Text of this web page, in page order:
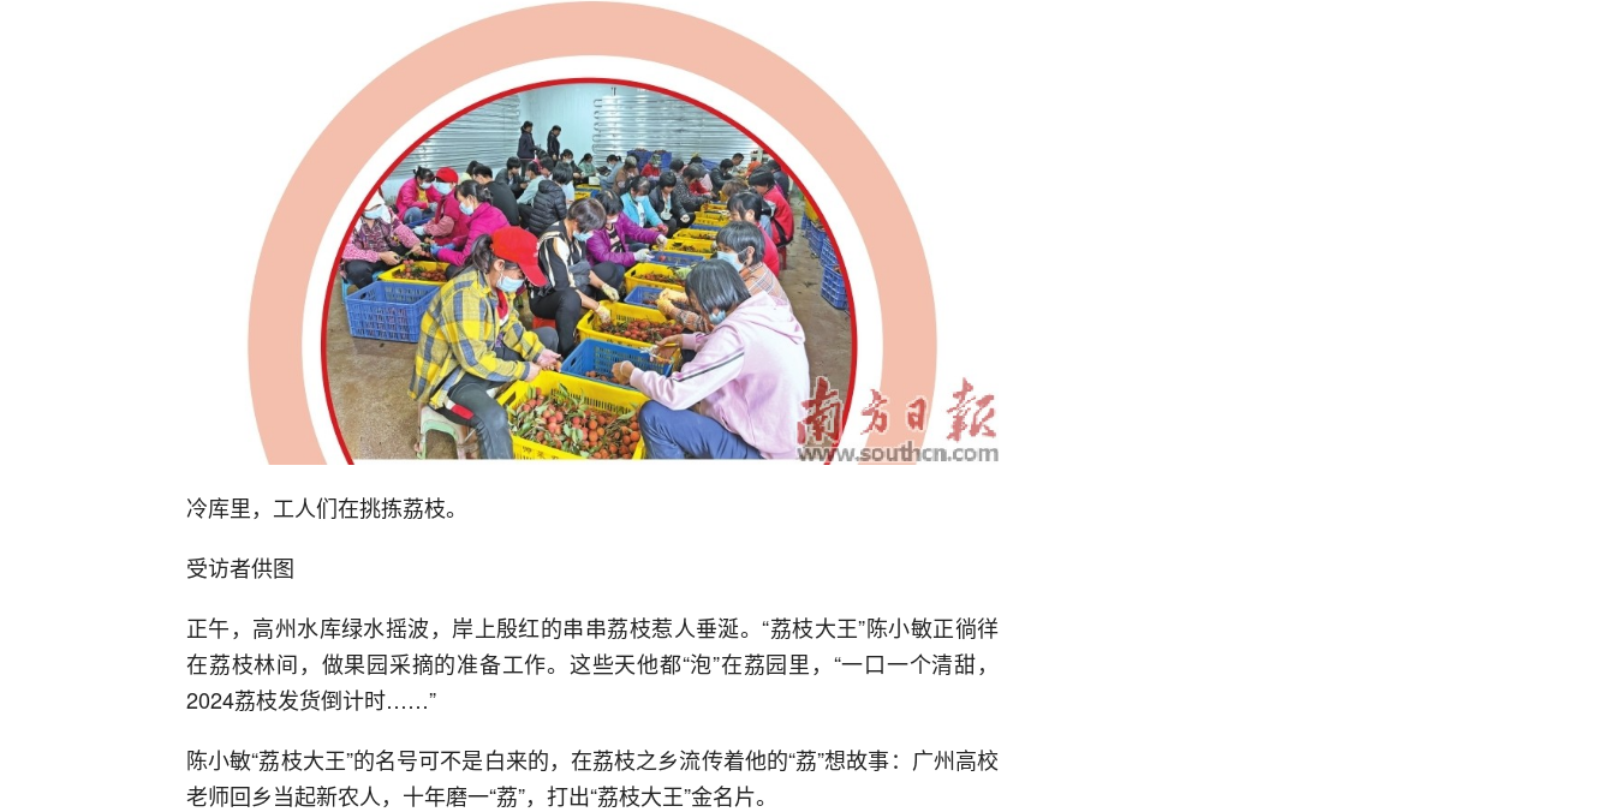
冷库里，工人们在挑拣荔枝。
受访者供图
正午，高州水库绿水摇波，岸上殷红的串串荔枝惹人垂涎。“荔枝大王”陈小敏正徜徉
在荔枝林间，做果园采摘的准备工作。这些天他都“泡”在荔园里，“一口一个清甜，
2024荔枝发货倒计时……”
陈小敏“荔枝大王”的名号可不是白来的，在荔枝之乡流传着他的“荔”想故事：广州高校
老师回乡当起新农人，十年磨一“荔”，打出“荔枝大王”金名片。